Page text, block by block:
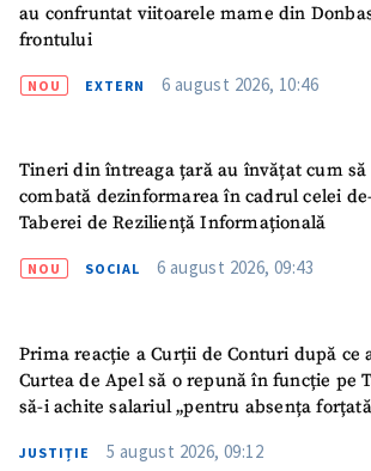
au confruntat viitoarele mame din
frontului
NOU EXTERN 6 august 2026, 10:46
Tineri din întreaga țară au învățat cum să
combată dezinformarea în cadrul celei
Taberei de Reziliență Informațională
NOU SOCIAL 6 august 2026, 09:43
Prima reacție a Curții de Conturi după ce
Curtea de Apel să o repună în funcție pe
să-i achite salariul „pentru absența
JUSTIȚIE 5 august 2026, 09:12